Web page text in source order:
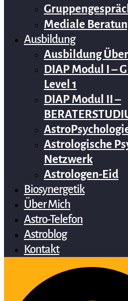
Mediale
Ausbildung
Ausbildung
DIAP Modul I –
Level 1
DIAP Modul II –
Astrologische
Netzwerk
Astrologen-Eid
Biosynergetik
Über Mich
Astro-Telefon
Astroblog
Kontakt